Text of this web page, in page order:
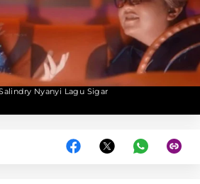
Nyanyi Lagu Sigar